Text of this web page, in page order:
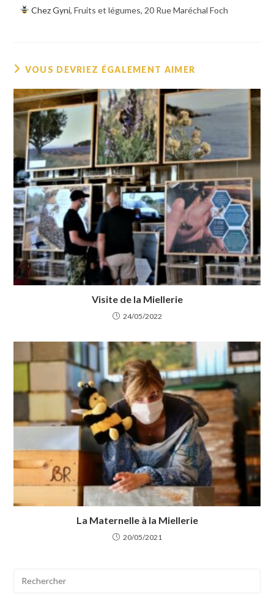
Chez Gyni, Fruits et légumes, 20 Rue Maréchal Foch
VOUS DEVRIEZ ÉGALEMENT AIMER
Visite de la Miellerie
24/05/2022
La Maternelle à la Miellerie
20/05/2021